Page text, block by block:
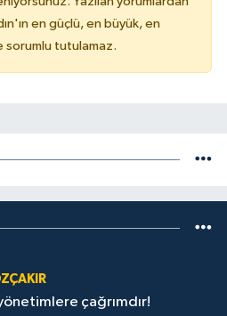
en güçlü, en büyük, en
sorumlu tutulamaz.
çağrımdır!